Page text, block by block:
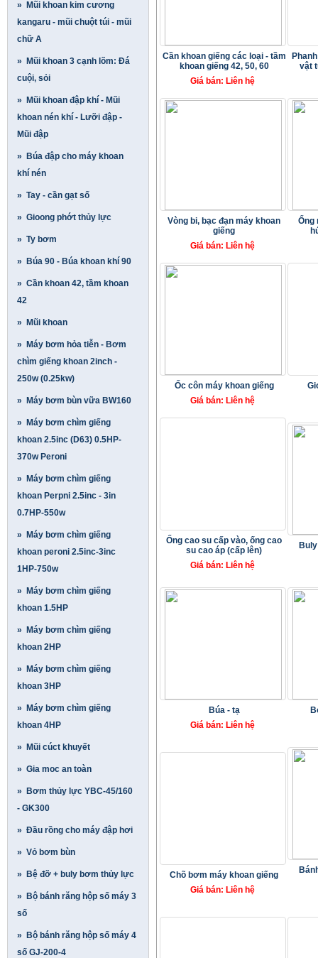
» Mũi khoan kim cương
kangaru - mũi chuột túi - mũi
chữ A
» Mũi khoan 3 cạnh lõm: Đá
cuội, sỏi
» Mũi khoan đập khí - Mũi
khoan nén khí - Lưỡi đập -
Mũi đập
» Búa đập cho máy khoan
khí nén
» Tay - cần gạt số
» Gioong phớt thủy lực
» Ty bơm
» Búa 90 - Búa khoan khí 90
» Cần khoan 42, tầm khoan
42
» Mũi khoan
» Máy bơm hỏa tiễn - Bơm
chìm giếng khoan 2inch -
250w (0.25kw)
» Máy bơm bùn vữa BW160
» Máy bơm chìm giếng
khoan 2.5inc (D63) 0.5HP-
370w Peroni
» Máy bơm chìm giếng
khoan Perpni 2.5inc - 3in
0.7HP-550w
» Máy bơm chìm giếng
khoan peroni 2.5inc-3inc
1HP-750w
» Máy bơm chìm giếng
khoan 1.5HP
» Máy bơm chìm giếng
khoan 2HP
» Máy bơm chìm giếng
khoan 3HP
» Máy bơm chìm giếng
khoan 4HP
» Mũi cúct khuyết
» Gia moc an toàn
» Bơm thủy lực YBC-45/160
- GK300
» Đầu rồng cho máy đập hơi
» Vỏ bơm bùn
» Bệ đỡ + buly bơm thủy lực
» Bộ bánh răng hộp số máy 3
số
» Bộ bánh răng hộp số máy 4
số GJ-200-4
Cần khoan giếng các loại - tầm
khoan giếng 42, 50, 60
Giá bán: Liên hệ
vật
Vòng bi, bạc đạn máy khoan
giếng
Giá bán: Liên hệ
Ống
Ốc côn máy khoan giếng
Giá bán: Liên hệ
Ống cao su cấp vào, ống cao
su cao áp (cấp lên)
Giá bán: Liên hệ
Búa - tạ
Giá bán: Liên hệ
Chõ bơm máy khoan giếng
Giá bán: Liên hệ